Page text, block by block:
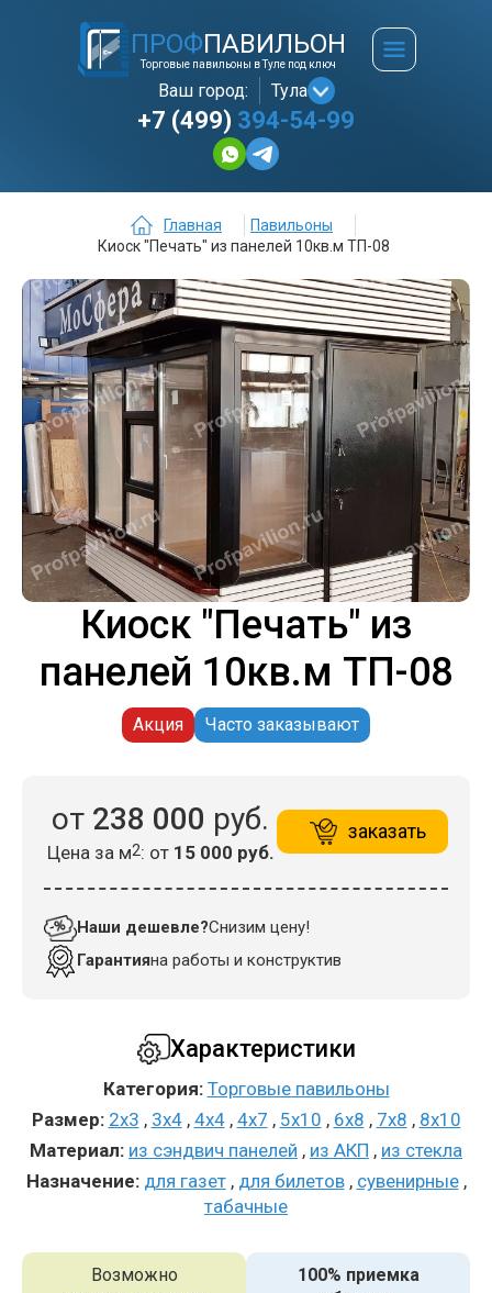
ПРОФПАВИЛЬОН
Торговые павильоны в Туле под ключ
Ваш город: Тула
+7 (499) 394-54-99
Главная
Павильоны
Киоск "Печать" из панелей 10кв.м ТП-08
Киоск "Печать" из
панелей 10кв.м ТП-08
Акция Часто заказывают
от 238 000 руб.
Цена за м2: от 15 000 руб.
заказать
Наши дешевле?Снизим цену!
Гарантияна работы и конструктив
Характеристики
Категория: Торговые павильоны
Размер: 2x3 , 3x4 , 4x4 , 4x7 , 5x10 , 6x8 , 7x8 , 8x10
Материал: из сэндвич панелей , из АКП , из стекла
Назначение: для газет , для билетов , сувенирные ,
табачные
Возможно
100% приемка